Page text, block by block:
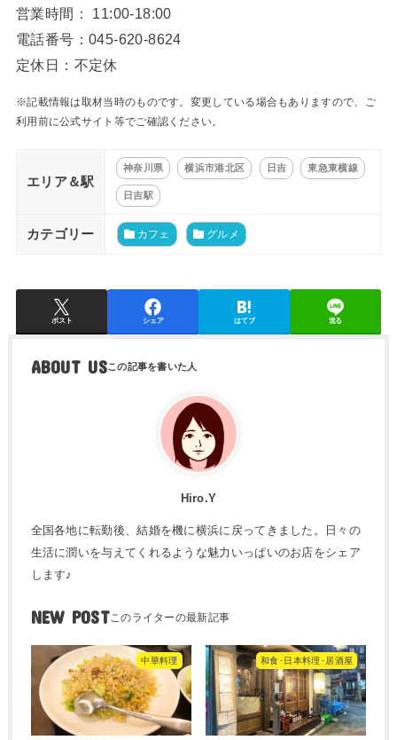
営業時間： 11:00-18:00
電話番号：045-620-8624
定休日：不定休
※記載情報は取材当時のものです。変更している場合もありますので、ご
利用前に公式サイト等でご確認ください。
エリア＆駅
神奈川県 横浜市港北区 日吉 東急東横線
日吉駅
カテゴリー カフェ グルメ
ポスト シェア はてブ 送る
ABOUT US
Hiro.Y
全国各地に転勤後、結婚を機に横浜に戻ってきました。日々の
生活に潤いを与えてくれるような魅力いっぱいのお店をシェア
します♪
NEW POST
中華料理 和食･日本料理･居酒屋